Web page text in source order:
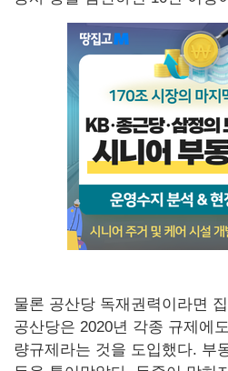
물론 공산당 독재권력이라면
공산당은 2020년 각종 규제에
량규제라는 것을 도입했다. 부